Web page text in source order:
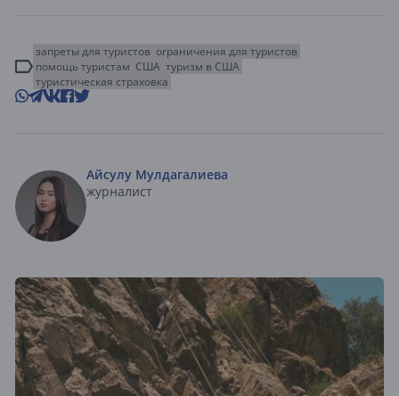
запреты для туристов ограничения для туристов
помощь туристам США туризм в США
туристическая страховка
Айсулу Мулдагалиева
журналист